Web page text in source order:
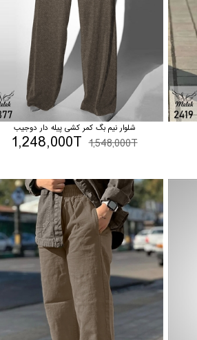
شلوار نیم بگ کمر کشی پیله دار دوجیب
1,548,000T
1,248,000T